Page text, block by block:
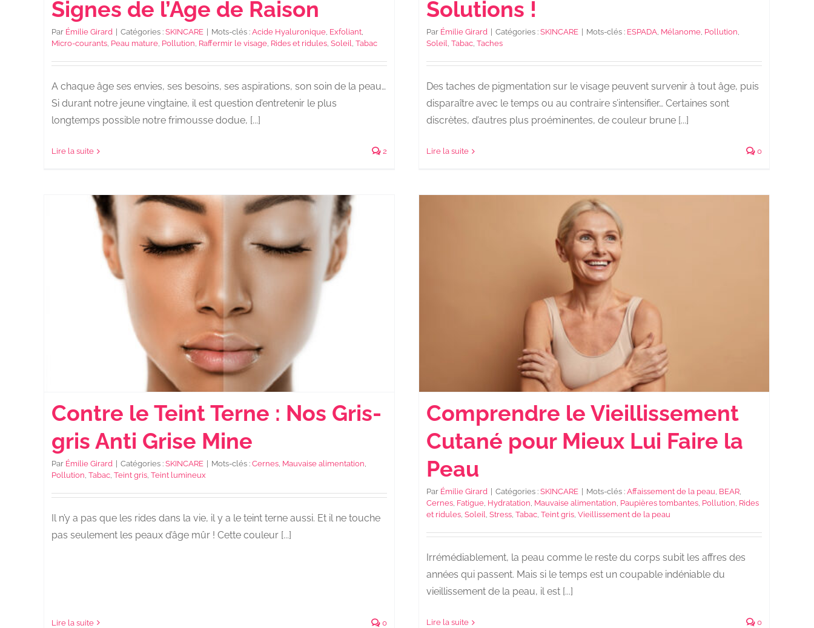
Signes de l’Âge de Raison
Par Émilie Girard Catégories : SKINCARE Mots-clés : Acide Hyaluronique, Exfoliant,
Micro-courants, Peau mature, Pollution, Raffermir le visage, Rides et ridules, Soleil, Tabac
A chaque âge ses envies, ses besoins, ses aspirations, son soin de la peau…
Si durant notre jeune vingtaine, il est question d’entretenir le plus
longtemps possible notre frimousse dodue, [...]
Lire la suite 2
Solutions !
Par Émilie Girard Catégories : SKINCARE Mots-clés : ESPADA, Mélanome, Pollution,
Soleil, Tabac, Taches
Des taches de pigmentation sur le visage peuvent survenir à tout âge, puis
disparaître avec le temps ou au contraire s’intensifier… Certaines sont
discrètes, d’autres plus proéminentes, de couleur brune [...]
Lire la suite 0
Contre le Teint Terne : Nos Gris-
gris Anti Grise Mine
Par Émilie Girard Catégories : SKINCARE Mots-clés : Cernes, Mauvaise alimentation,
Pollution, Tabac, Teint gris, Teint lumineux
Il n’y a pas que les rides dans la vie, il y a le teint terne aussi. Et il ne touche
pas seulement les peaux d’âge mûr ! Cette couleur [...]
Lire la suite 0
Comprendre le Vieillissement
Cutané pour Mieux Lui Faire la
Peau
Par Émilie Girard Catégories : SKINCARE Mots-clés : Affaissement de la peau, BEAR,
Cernes, Fatigue, Hydratation, Mauvaise alimentation, Paupières tombantes, Pollution, Rides
et ridules, Soleil, Stress, Tabac, Teint gris, Vieillissement de la peau
Irrémédiablement, la peau comme le reste du corps subit les affres des
années qui passent. Mais si le temps est un coupable indéniable du
vieillissement de la peau, il est [...]
Lire la suite 0